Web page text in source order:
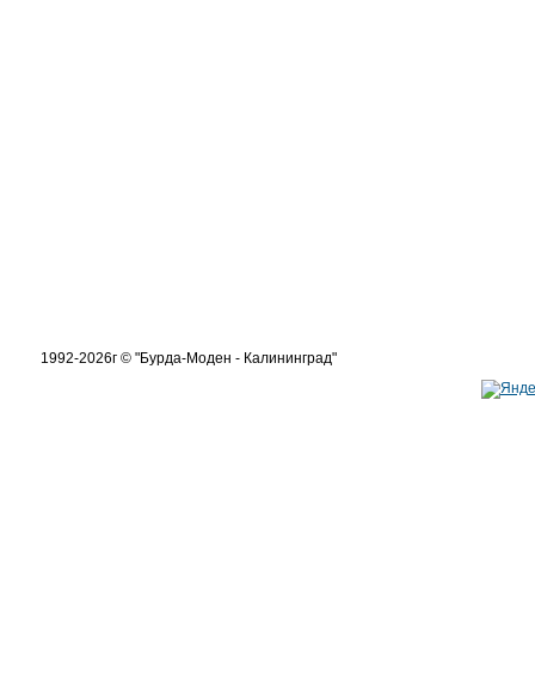
1992-2026г © "Бурда-Моден - Калининград"